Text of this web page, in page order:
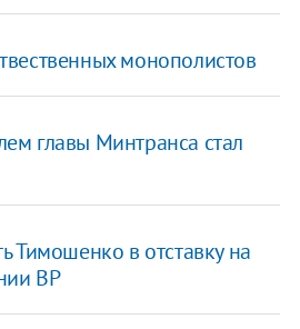
монополистов
главы Минтранса стал
Тимошенко в отставку на
ВР